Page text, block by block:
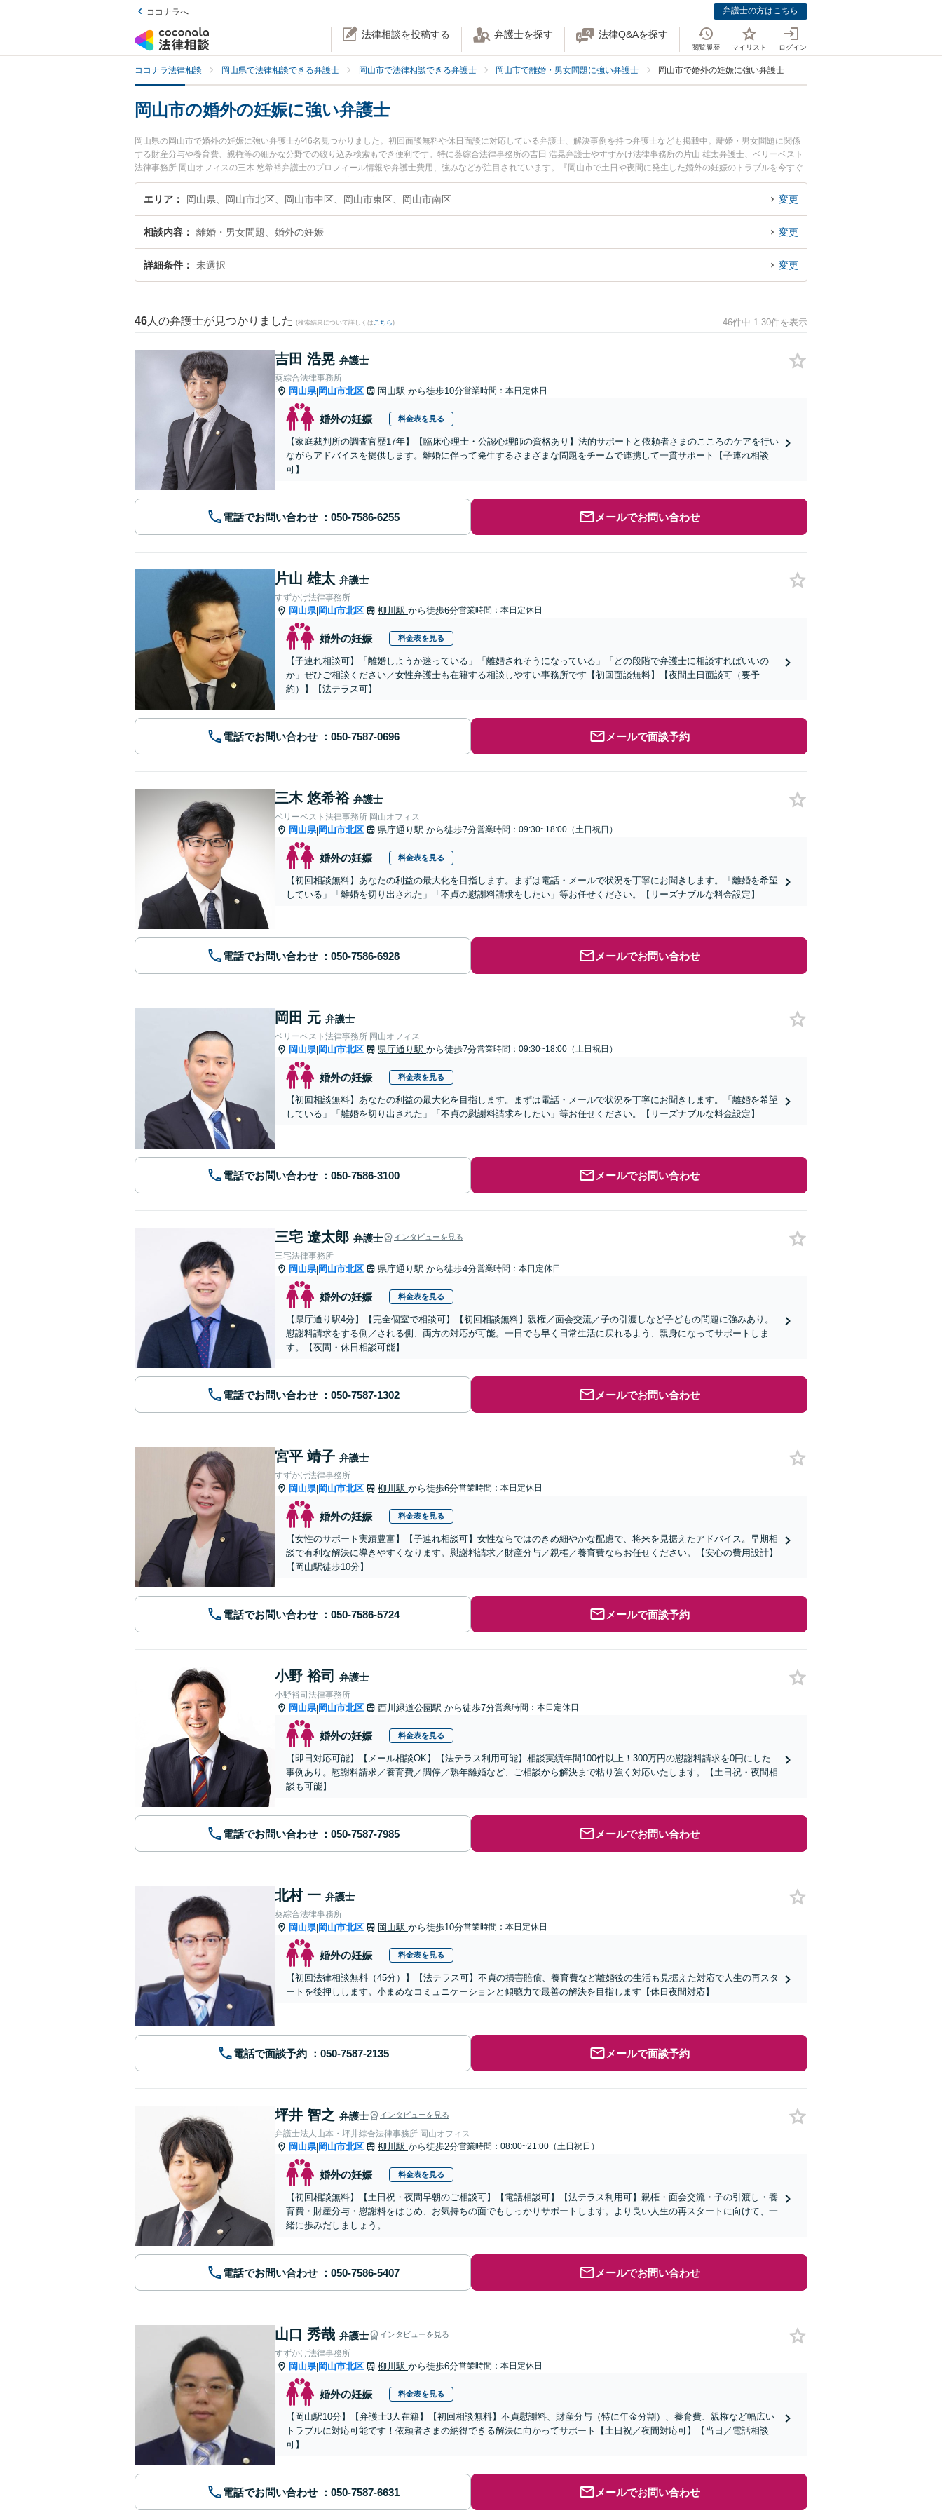
ココナラへ 弁護士の方はこちら
法律相談を投稿する 弁護士を探す 法律Q&Aを探す
閲覧履歴 マイリスト ログイン
ココナラ法律相談 岡山県で法律相談できる弁護士 岡山市で法律相談できる弁護士 岡山市で離婚・男女問題に強い弁護士 岡山市で婚外の妊娠に強い弁護士
岡山市の婚外の妊娠に強い弁護士
岡山県の岡山市で婚外の妊娠に強い弁護士が46名見つかりました。初回面談無料や休日面談に対応している弁護士、解決事例を持つ弁護士なども掲載中。離婚・男女問題に関係
する財産分与や養育費、親権等の細かな分野での絞り込み検索もでき便利です。特に葵綜合法律事務所の吉田 浩晃弁護士やすずかけ法律事務所の片山 雄太弁護士、ベリーベスト
法律事務所 岡山オフィスの三木 悠希裕弁護士のプロフィール情報や弁護士費用、強みなどが注目されています。『岡山市で土日や夜間に発生した婚外の妊娠のトラブルを今すぐ
に弁護士に相談したい』『婚外の妊娠のトラブル解決の実績豊富な近くの弁護士を検索したい』『初回相談無料で婚外の妊娠を法律相談できる岡山市内の弁護士に相談予約した
い』などでお困りの相談者さんにおすすめです。
エリア 岡山県、岡山市北区、岡山市中区、岡山市東区、岡山市南区 変更
相談内容 離婚・男女問題、婚外の妊娠 変更
詳細条件 未選択 変更
46 人の弁護士が見つかりました (検索結果について詳しくは こちら) 46件中 1-30件を表示
吉田 浩晃 弁護士
葵綜合法律事務所
岡山県|岡山市北区 岡山駅 から徒歩10分営業時間：本日定休日
婚外の妊娠 料金表を見る
【家庭裁判所の調査官歴17年】【臨床心理士・公認心理師の資格あり】法的サポートと依頼者さまのこころのケアを行い
ながらアドバイスを提供します。離婚に伴って発生するさまざまな問題をチームで連携して一貫サポート【子連れ相談
可】
電話でお問い合わせ メールでお問い合わせ
片山 雄太 弁護士
すずかけ法律事務所
岡山県|岡山市北区 柳川駅 から徒歩6分営業時間：本日定休日
婚外の妊娠 料金表を見る
【子連れ相談可】「離婚しようか迷っている」「離婚されそうになっている」「どの段階で弁護士に相談すればいいの
か」ぜひご相談ください／女性弁護士も在籍する相談しやすい事務所です【初回面談無料】【夜間土日面談可（要予
約）】【法テラス可】
電話でお問い合わせ メールで面談予約
三木 悠希裕 弁護士
ベリーベスト法律事務所 岡山オフィス
岡山県|岡山市北区 県庁通り駅 から徒歩7分営業時間：09:30~18:00（土日祝日）
婚外の妊娠 料金表を見る
【初回相談無料】あなたの利益の最大化を目指します。まずは電話・メールで状況を丁寧にお聞きします。「離婚を希望
している」「離婚を切り出された」「不貞の慰謝料請求をしたい」等お任せください。【リーズナブルな料金設定】
電話でお問い合わせ メールでお問い合わせ
岡田 元 弁護士
ベリーベスト法律事務所 岡山オフィス
岡山県|岡山市北区 県庁通り駅 から徒歩7分営業時間：09:30~18:00（土日祝日）
婚外の妊娠 料金表を見る
【初回相談無料】あなたの利益の最大化を目指します。まずは電話・メールで状況を丁寧にお聞きします。「離婚を希望
している」「離婚を切り出された」「不貞の慰謝料請求をしたい」等お任せください。【リーズナブルな料金設定】
電話でお問い合わせ メールでお問い合わせ
三宅 遼太郎 弁護士 インタビューを見る
三宅法律事務所
岡山県|岡山市北区 県庁通り駅 から徒歩4分営業時間：本日定休日
婚外の妊娠 料金表を見る
【県庁通り駅4分】【完全個室で相談可】【初回相談無料】親権／面会交流／子の引渡しなど子どもの問題に強みあり。
慰謝料請求をする側／される側、両方の対応が可能。一日でも早く日常生活に戻れるよう、親身になってサポートしま
す。【夜間・休日相談可能】
電話でお問い合わせ メールでお問い合わせ
宮平 靖子 弁護士
すずかけ法律事務所
岡山県|岡山市北区 柳川駅 から徒歩6分営業時間：本日定休日
婚外の妊娠 料金表を見る
【女性のサポート実績豊富】【子連れ相談可】女性ならではのきめ細やかな配慮で、将来を見据えたアドバイス。早期相
談で有利な解決に導きやすくなります。慰謝料請求／財産分与／親権／養育費ならお任せください。【安心の費用設計】
【岡山駅徒歩10分】
電話でお問い合わせ メールで面談予約
小野 裕司 弁護士
小野裕司法律事務所
岡山県|岡山市北区 西川緑道公園駅 から徒歩7分営業時間：本日定休日
婚外の妊娠 料金表を見る
【即日対応可能】【メール相談OK】【法テラス利用可能】相談実績年間100件以上！300万円の慰謝料請求を0円にした
事例あり。慰謝料請求／養育費／調停／熟年離婚など、ご相談から解決まで粘り強く対応いたします。【土日祝・夜間相
談も可能】
電話でお問い合わせ メールでお問い合わせ
北村 一 弁護士
葵綜合法律事務所
岡山県|岡山市北区 岡山駅 から徒歩10分営業時間：本日定休日
婚外の妊娠 料金表を見る
【初回法律相談無料（45分）】【法テラス可】不貞の損害賠償、養育費など離婚後の生活も見据えた対応で人生の再スタ
ートを後押しします。小まめなコミュニケーションと傾聴力で最善の解決を目指します【休日夜間対応】
電話で面談予約 メールで面談予約
坪井 智之 弁護士 インタビューを見る
弁護士法人山本・坪井綜合法律事務所 岡山オフィス
岡山県|岡山市北区 柳川駅 から徒歩2分営業時間：08:00~21:00（土日祝日）
婚外の妊娠 料金表を見る
【初回相談無料】【土日祝・夜間早朝のご相談可】【電話相談可】【法テラス利用可】親権・面会交流・子の引渡し・養
育費・財産分与・慰謝料をはじめ、お気持ちの面でもしっかりサポートします。より良い人生の再スタートに向けて、一
緒に歩みだしましょう。
電話でお問い合わせ メールでお問い合わせ
山口 秀哉 弁護士 インタビューを見る
すずかけ法律事務所
岡山県|岡山市北区 柳川駅 から徒歩6分営業時間：本日定休日
婚外の妊娠 料金表を見る
【岡山駅10分】【弁護士3人在籍】【初回相談無料】不貞慰謝料、財産分与（特に年金分割）、養育費、親権など幅広い
トラブルに対応可能です！依頼者さまの納得できる解決に向かってサポート【土日祝／夜間対応可】【当日／電話相談
可】
電話でお問い合わせ メールでお問い合わせ